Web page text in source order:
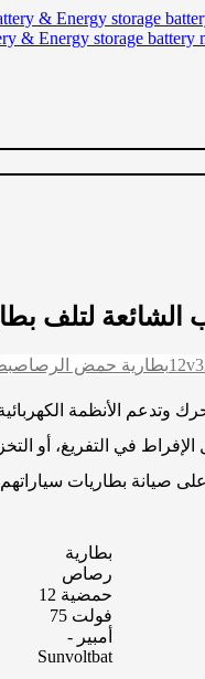
& Energy storage
الشائعة لتلف
بطارية حمض الرصاص
الأنظمة
في التفريغ، أو
صيانة بطاريات
بطارية
رصاص
حمضية 12
فولت 75
أمبير -
Sunvoltbat